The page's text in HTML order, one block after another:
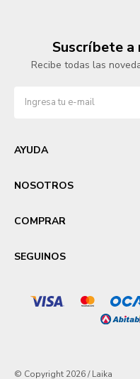
Suscríbete
Recibe todas las
AYUDA
NOSOTROS
COMPRAR
SEGUINOS
© Copyright 2026 / Laika